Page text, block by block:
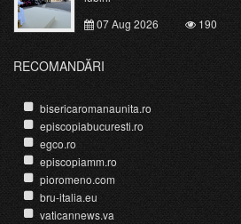
07 Aug 2026
190
RECOMANDĂRI
bisericaromanaunita.ro
episcopiabucuresti.ro
egco.ro
episcopiamm.ro
pioromeno.com
bru-italia.eu
vaticannews.va